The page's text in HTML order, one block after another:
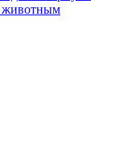
животным